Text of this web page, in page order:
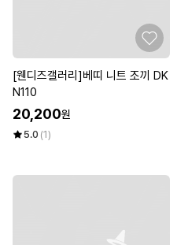
[웬디즈갤러리]베띠 니트 조끼 DK
N110
20,200원
5.0 (1)